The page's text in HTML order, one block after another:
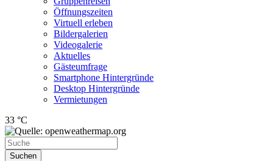
Öffnungszeiten
Virtuell erleben
Bildergalerien
Videogalerie
Aktuelles
Gästeumfrage
Smartphone Hintergründe
Desktop Hintergründe
Vermietungen
33 °C
Suchen